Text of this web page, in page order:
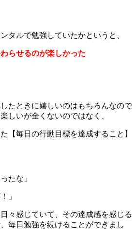
タルで勉強していたかというと、
らせるのが楽しかった
たときに嬉しいのはもちろんなので
しいが全くないのではなく、
【毎日の行動目標を達成すること】
たな」
」
々感じていて、その達成感を感じる
毎日勉強を続けることができまし